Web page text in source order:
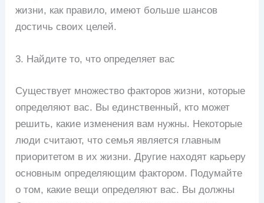
жизни, как правило, имеют больше шансов
достичь своих целей.
3. Найдите то, что определяет вас
Существует множество факторов жизни, которые
определяют вас. Вы единственный, кто может
решить, какие изменения вам нужны. Некоторые
люди считают, что семья является главным
приоритетом в их жизни. Другие находят карьеру
основным определяющим фактором. Подумайте
о том, какие вещи определяют вас. Вы должны